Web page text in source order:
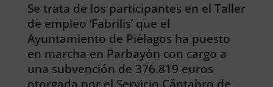
Se trata de los participantes en el Taller
de empleo ‘Fabrilis’ que el
Ayuntamiento de Piélagos ha puesto
en marcha en Parbayón con cargo a
una subvención de 376.819 euros
otorgada por el Servicio Cántabro de